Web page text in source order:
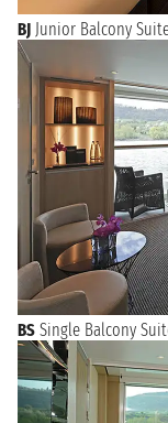
BJ Junior Balcony
BS Single Balcony